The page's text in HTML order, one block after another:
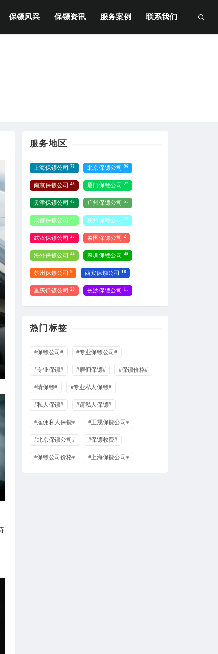
保镖风采 保镖资讯 服务案例 联系我们
服务地区
上海保镖公司 72 北京保镖公司 96
南京保镖公司 43 厦门保镖公司 27
天津保镖公司 45 广州保镖公司 51
成都保镖公司 25 杭州保镖公司 25
武汉保镖公司 20 泰国保镖公司 2
海外保镖公司 44 深圳保镖公司 48
苏州保镖公司 9 西安保镖公司 18
重庆保镖公司 29 长沙保镖公司 11
热门标签
#保镖公司# #专业保镖公司#
#专业保镖# #雇佣保镖# #保镖价格#
#请保镖# #专业私人保镖#
#私人保镖# #请私人保镖#
#雇佣私人保镖# #正规保镖公司#
#北京保镖公司# #保镖收费#
#保镖公司价格# #上海保镖公司#